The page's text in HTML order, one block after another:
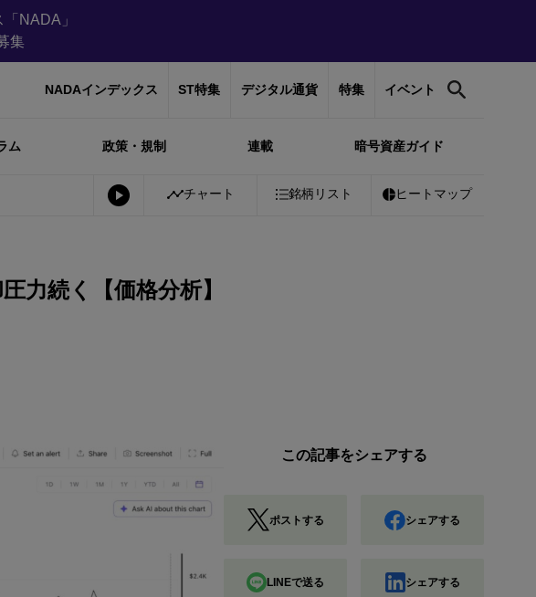
NADA」
集
NADAインデックス ST特集 デジタル通貨 特集 イベント
ム 政策・規制 連載 暗号資産ガイド
チャート 銘柄リスト ヒートマップ
力続く【価格分析】
この記事をシェアする
ポストする シェアする
LINEで送る シェアする